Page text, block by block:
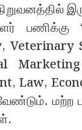
Veterinary
Law,
வேண்டும்.